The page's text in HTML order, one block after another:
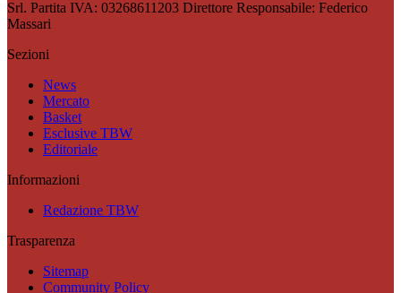
Srl. Partita IVA: 03268611203 Direttore Responsabile: Federico
Massari
Sezioni
News
Mercato
Basket
Esclusive TBW
Editoriale
Informazioni
Redazione TBW
Trasparenza
Sitemap
Community Policy